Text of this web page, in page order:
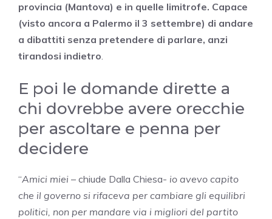
provincia (Mantova) e in quelle limitrofe. Capace
(visto ancora a Palermo il 3 settembre) di andare
a dibattiti senza pretendere di parlare, anzi
tirandosi indietro.
E poi le domande dirette a
chi dovrebbe avere orecchie
per ascoltare e penna per
decidere
“Amici miei – chiude Dalla Chiesa- io avevo capito
che il governo si rifaceva per cambiare gli equilibri
politici, non per mandare via i migliori del partito